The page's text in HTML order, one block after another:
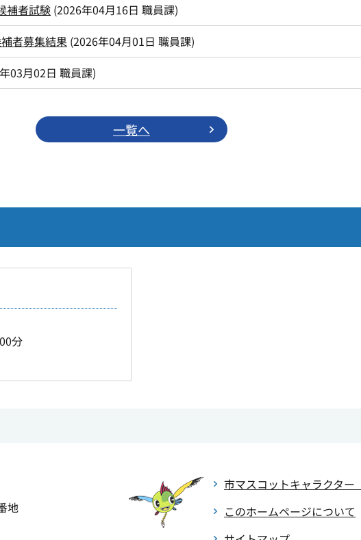
補者試験 (2026年04月16日 職員課)
者募集結果 (2026年04月01日 職員課)
03月02日 職員課)
一覧へ
分
地
市マスコットキャラクター
このホームページについて